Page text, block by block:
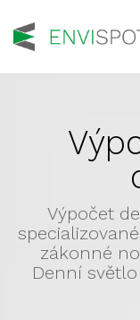
Výpočet
zákonné
Denní